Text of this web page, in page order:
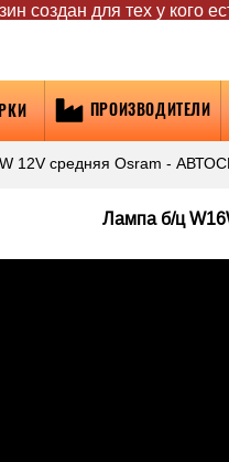
создан для тех у кого
ПРОИЗВОДИТЕЛИ
12V средняя Osram -
Лампа б/ц